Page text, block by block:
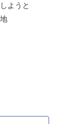
ようと